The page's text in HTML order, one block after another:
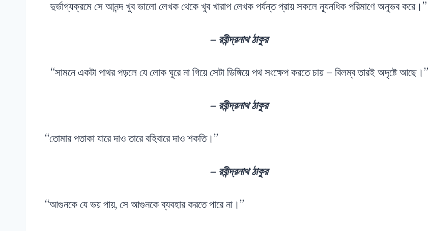
দুর্ভাগ্যক্রমে সে আনন্দ খুব ভালো লেখক থেকে খুব খারাপ লেখক পর্যন্ত প্রায় সকলে ন্যূনধিক পরিমাণে অনুভব করে।”
– রবীন্দ্রনাথ ঠাকুর
“সামনে একটা পাথর পড়লে যে লোক ঘুরে না গিয়ে সেটা ডিঙ্গিয়ে পথ সংক্ষেপ করতে চায় – বিলম্ব তারই অদৃষ্টে আছে।”
– রবীন্দ্রনাথ ঠাকুর
“তোমার পতাকা যারে দাও তারে বহিবারে দাও শকতি।”
– রবীন্দ্রনাথ ঠাকুর
“আগুনকে যে ভয় পায়, সে আগুনকে ব্যবহার করতে পারে না।”